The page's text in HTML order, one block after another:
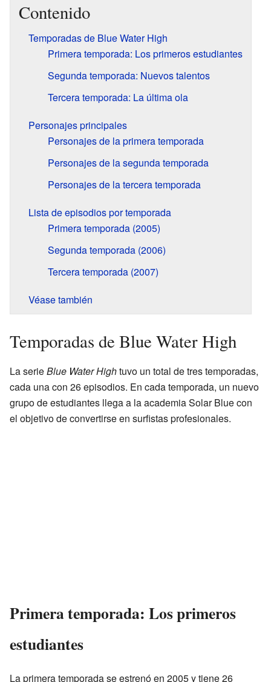
Contenido
Temporadas de Blue Water High
Primera temporada: Los primeros estudiantes
Segunda temporada: Nuevos talentos
Tercera temporada: La última ola
Personajes principales
Personajes de la primera temporada
Personajes de la segunda temporada
Personajes de la tercera temporada
Lista de episodios por temporada
Primera temporada (2005)
Segunda temporada (2006)
Tercera temporada (2007)
Véase también
Temporadas de Blue Water High
La serieBlue Water Hightuvo un total de tres temporadas,
cada una con 26 episodios. En cada temporada, un nuevo
grupo de estudiantes llega a la academia Solar Blue con
el objetivo de convertirse en surfistas profesionales.
Primera temporada: Los primeros
estudiantes
La primera temporada se estrenó en 2005 y tiene 26